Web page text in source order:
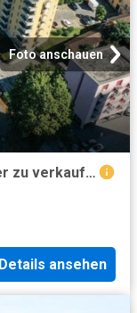
Foto anschauen
Luxus Apartment mit 2 Schlafzimmer zu verkaufen in Lugano, Schweiz
Details ansehen